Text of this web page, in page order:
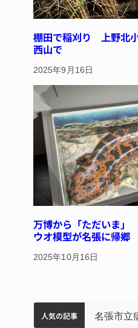
棚田で稲刈り 上野北
西山で
2025年9月16日
万博から「ただいま
ウオ模型が名張に帰郷
2025年10月16日
人気の記事
名張市水道料金47％値上げへ 答申案、審議会で大筋まとまる
器物損壊容疑で83歳女逮捕 伊賀署
中学校の陶壁モニュメント 地元建設会社がボランティアで清掃 伊賀